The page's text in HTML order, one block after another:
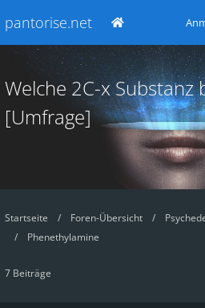
pantorise.net
Welche 2C-x Substanz
[Umfrage]
Startseite Foren-Übersicht
Phenethylamine
7 Beiträge